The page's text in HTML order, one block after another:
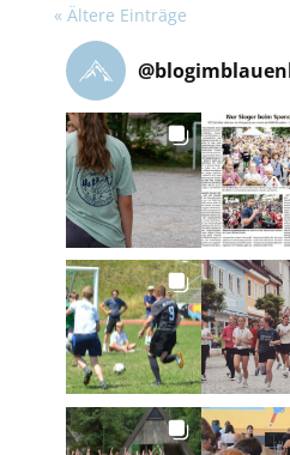
« Ältere Einträge
@